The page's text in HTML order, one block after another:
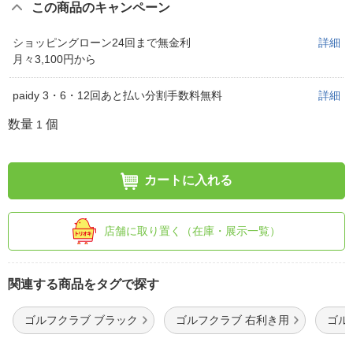
この商品のキャンペーン
ショッピングローン24回まで無金利
月々3,100円から
詳細
paidy 3・6・12回あと払い分割手数料無料 詳細
数量 1 個
カートに入れる
店舗に取り置く（在庫・展示一覧）
関連する商品をタグで探す
ゴルフクラブ ブラック ゴルフクラブ 右利き用 ゴル